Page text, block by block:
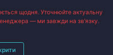
щодня. Уточнюйте актуальну
— ми завжди на зв’язку.